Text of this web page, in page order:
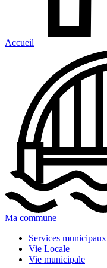
Accueil
Ma commune
Services municipaux
Vie Locale
Vie municipale